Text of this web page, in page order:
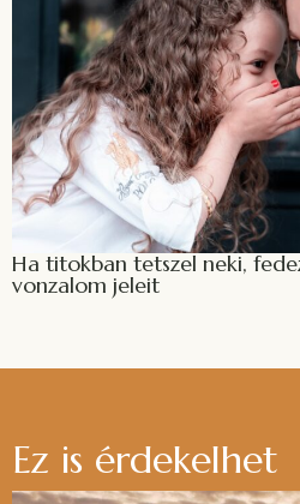
Ha titokban tetszel neki,
vonzalom jeleit
Ez is érdekelhet